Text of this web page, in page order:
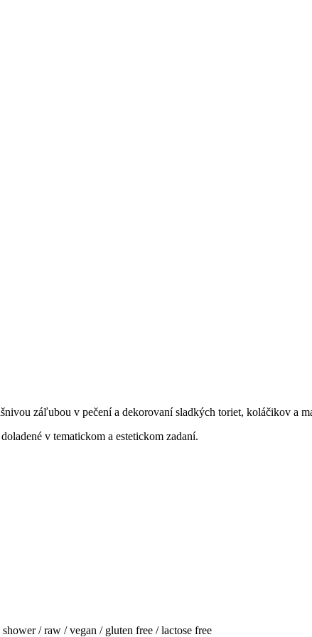
záľubou v pečení a dekorovaní sladkých toriet, koláčikov a
v tematickom a estetickom zadaní.
/ raw / vegan / gluten free / lactose free